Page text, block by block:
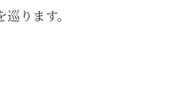
ります。